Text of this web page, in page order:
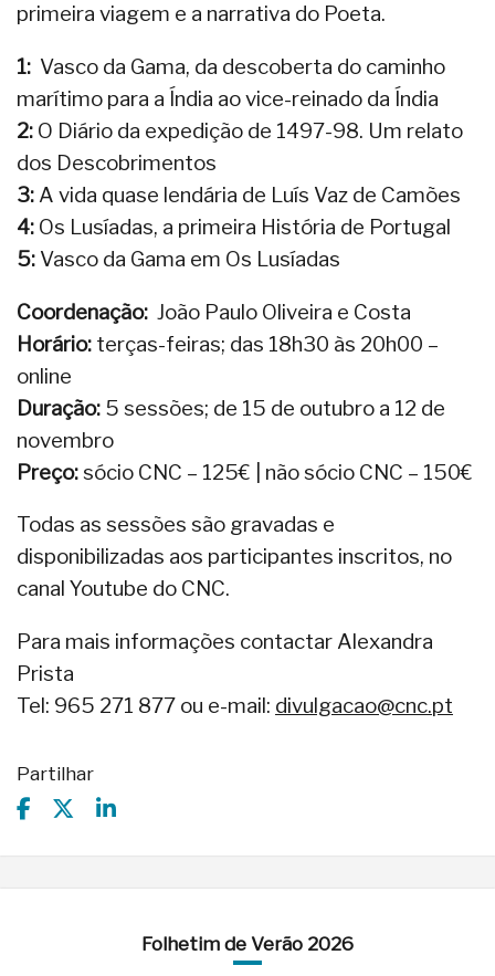
primeira viagem e a narrativa do Poeta.
1: Vasco da Gama, da descoberta do caminho
marítimo para a Índia ao vice-reinado da Índia
2: O Diário da expedição de 1497-98. Um relato
dos Descobrimentos
3: A vida quase lendária de Luís Vaz de Camões
4: Os Lusíadas, a primeira História de Portugal
5: Vasco da Gama em Os Lusíadas
Coordenação: João Paulo Oliveira e Costa
Horário: terças-feiras; das 18h30 às 20h00 –
online
Duração: 5 sessões; de 15 de outubro a 12 de
novembro
Preço:sócio CNC – 125€ | não sócio CNC – 150€
Todas as sessões são gravadas e
disponibilizadas aos participantes inscritos, no
canal Youtube do CNC.
Para mais informações contactar Alexandra
Prista
Tel: 965 271 877 ou e-mail: divulgacao@cnc.pt
Partilhar
Folhetim de Verão 2026